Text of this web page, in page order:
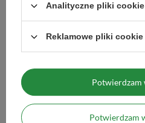
Forma:płynny olejek eteryczny,
Olejek eteryczny naturalny – Koncentracja
Analityczne pliki cookie
Reklamowe pliki cookie
Potwierdzam
Potwierdzam